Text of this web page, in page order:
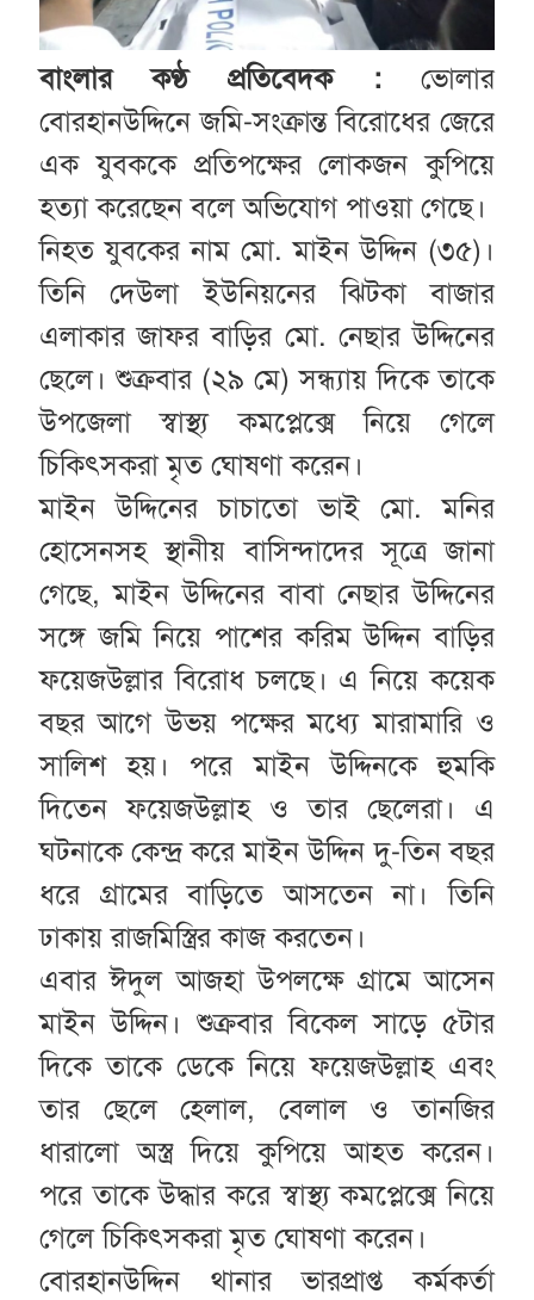
বাংলার কণ্ঠ প্রতিবেদক :ভোলার
বোরহানউদ্দিনে জমি-সংক্রান্ত বিরোধের জেরে
এক যুবককে প্রতিপক্ষের লোকজন কুপিয়ে
হত্যা করেছেন বলে অভিযোগ পাওয়া গেছে।
নিহত যুবকের নাম মো. মাইন উদ্দিন (৩৫)।
তিনি দেউলা ইউনিয়নের ঝিটকা বাজার
এলাকার জাফর বাড়ির মো. নেছার উদ্দিনের
ছেলে। শুক্রবার (২৯ মে) সন্ধ্যায় দিকে তাকে
উপজেলা স্বাস্থ্য কমপ্লেক্সে নিয়ে গেলে
চিকিৎসকরা মৃত ঘোষণা করেন।
মাইন উদ্দিনের চাচাতো ভাই মো. মনির
হোসেনসহ স্থানীয় বাসিন্দাদের সূত্রে জানা
গেছে, মাইন উদ্দিনের বাবা নেছার উদ্দিনের
সঙ্গে জমি নিয়ে পাশের করিম উদ্দিন বাড়ির
ফয়েজউল্লার বিরোধ চলছে। এ নিয়ে কয়েক
বছর আগে উভয় পক্ষের মধ্যে মারামারি ও
সালিশ হয়। পরে মাইন উদ্দিনকে হুমকি
দিতেন ফয়েজউল্লাহ ও তার ছেলেরা। এ
ঘটনাকে কেন্দ্র করে মাইন উদ্দিন দু-তিন বছর
ধরে গ্রামের বাড়িতে আসতেন না। তিনি
ঢাকায় রাজমিস্ত্রির কাজ করতেন।
এবার ঈদুল আজহা উপলক্ষে গ্রামে আসেন
মাইন উদ্দিন। শুক্রবার বিকেল সাড়ে ৫টার
দিকে তাকে ডেকে নিয়ে ফয়েজউল্লাহ এবং
তার ছেলে হেলাল, বেলাল ও তানজির
ধারালো অস্ত্র দিয়ে কুপিয়ে আহত করেন।
পরে তাকে উদ্ধার করে স্বাস্থ্য কমপ্লেক্সে নিয়ে
গেলে চিকিৎসকরা মৃত ঘোষণা করেন।
বোরহানউদ্দিন থানার ভারপ্রাপ্ত কর্মকর্তা